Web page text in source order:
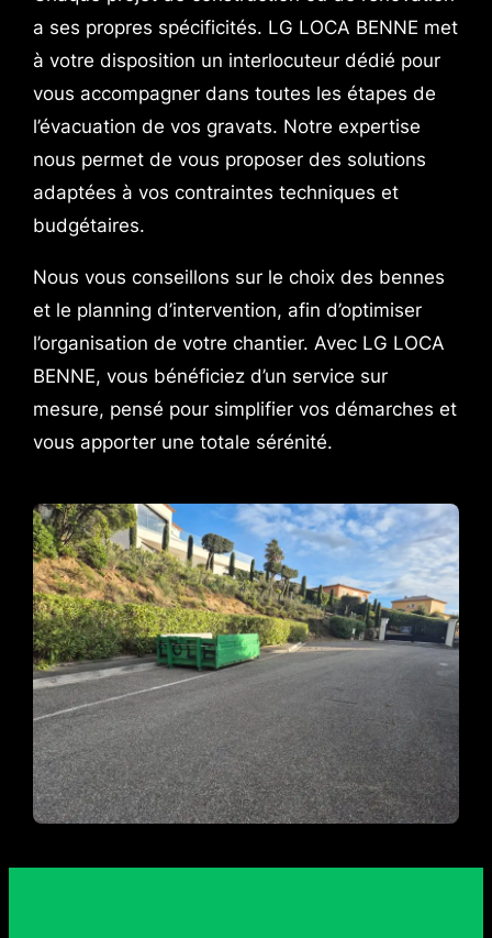
a ses propres spécificités. LG LOCA BENNE met
à votre disposition un interlocuteur dédié pour
vous accompagner dans toutes les étapes de
l’évacuation de vos gravats. Notre expertise
nous permet de vous proposer des solutions
adaptées à vos contraintes techniques et
budgétaires.
Nous vous conseillons sur le choix des bennes
et le planning d’intervention, afin d’optimiser
l’organisation de votre chantier. Avec LG LOCA
BENNE, vous bénéficiez d’un service sur
mesure, pensé pour simplifier vos démarches et
vous apporter une totale sérénité.